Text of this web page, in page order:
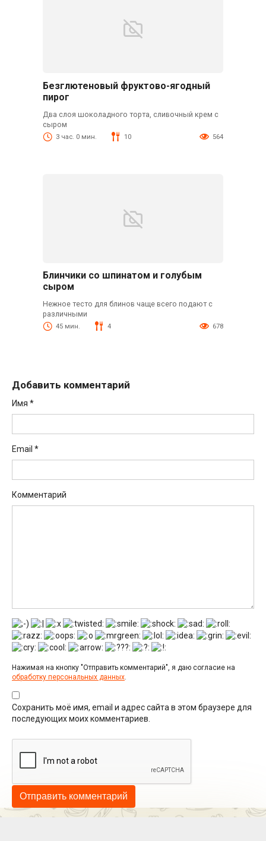
Безглютеновый фруктово-ягодный
пирог
Два слоя шоколадного торта, сливочный крем с
сыром
3 час. 0 мин. 10 564
Блинчики со шпинатом и голубым
сыром
Нежное тесто для блинов чаще всего подают с
различными
45 мин. 4 678
Добавить комментарий
Имя *
Email *
Комментарий
Нажимая на кнопку "Отправить комментарий", я даю согласие на
обработку персональных данных.
Сохранить моё имя, email и адрес сайта в этом браузере для
последующих моих комментариев.